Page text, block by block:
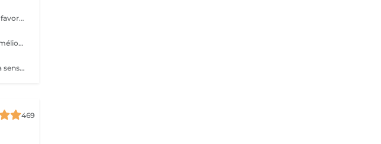
Un drainage manuel doux du corps entier (visage compris), favorisant la détente profonde, la circulation lymphatique et la sensation de légèreté. Idéal en période de stress, de fatigue, ou lorsque le corps a besoin d'un véritable moment de récupération.
Soin ciblé visant à réduire la sensation de gonflement et à améliorer le confort des bras. Favorise la circulation et procure une sensation de légèreté immédiate.
Le drainage abdominale profond, permet d'aider à réduire la sensation de gonflement liée à plusieurs facteurs (stress, déséquilibre hormonal, inflammation chronique, problèmes digestifs, diastasis). Ce soin procure un véritable relâchement des tensions abdominales procurant un sentiment de bien être immédiat après la séance.
469